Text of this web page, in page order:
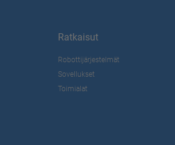
Ratkaisut
Robottijärjestelmät
Sovellukset
Toimialat